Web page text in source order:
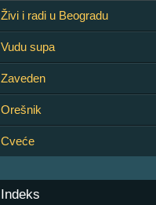
Živi i radi u Beogradu
Vudu supa
Zaveden
Orešnik
Cveće
Indeks